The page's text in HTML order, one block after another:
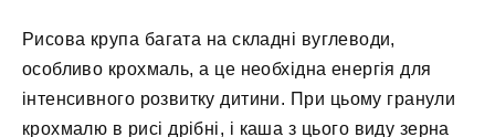
Рисова крупа багата на складні вуглеводи,
особливо крохмаль, а це необхідна енергія для
інтенсивного розвитку дитини. При цьому гранули
крохмалю в рисі дрібні, і каша з цього виду зерна